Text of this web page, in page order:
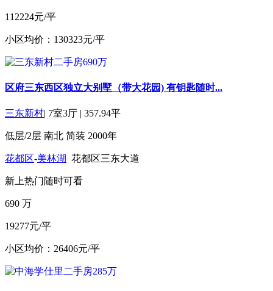
112224元/平
小区均价：130323元/平
区府三东西区独立大别墅（带大花园) 有钥匙随时...
三东新村| 7室3厅 | 357.94平
低层/2层 南北 简装 2000年
花都区-美林湖 花都区三东大道
新上热门 随时可看
690 万
19277元/平
小区均价：26406元/平